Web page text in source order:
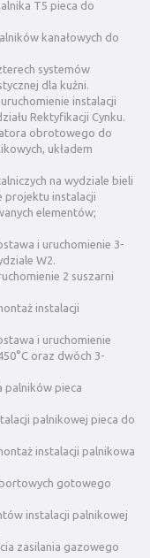
T5 pieca do
kanałowych do
systemów
dla kuźni.
instalacji
Rektyfikacji Cynku.
obrotowego do
układem
na wydziale bieli
projektu instalacji
elementów;
i uruchomienie 3-
W2.
2 suszarni
instalacji
i uruchomienie
oraz dwóch 3-
palników pieca
palnikowej pieca do
instalacji palnikowa
gotowego
instalacji palnikowej
zasilania gazowego